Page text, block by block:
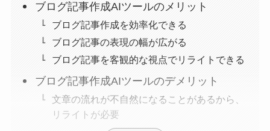
ブログ記事作成AIツールのメリット
ブログ記事作成を効率化できる
ブログ記事の表現の幅が広がる
ブログ記事を客観的な視点でリライトできる
ブログ記事作成AIツールのデメリット
文章の流れが不自然になることがあるから、
リライトが必要